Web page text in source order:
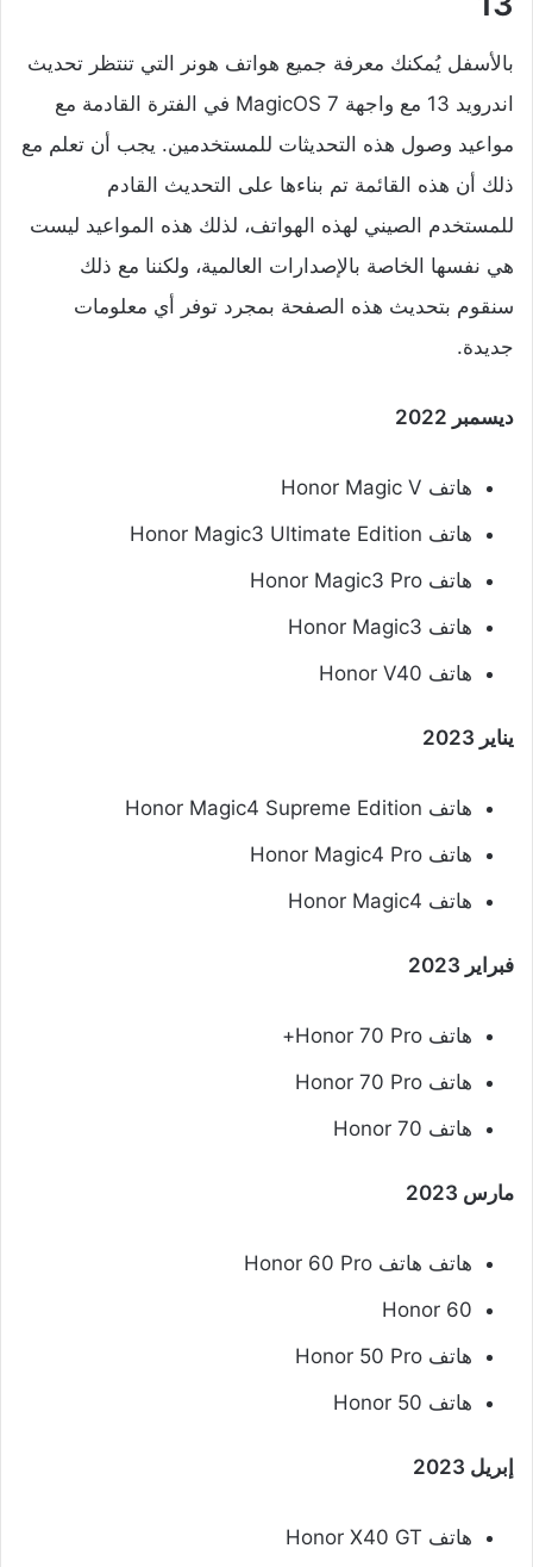
بالأسفل يُمكنك معرفة جميع هواتف هونر التي تنتظر تحديث
اندرويد 13 مع واجهة MagicOS 7 في الفترة القادمة مع
مواعيد وصول هذه التحديثات للمستخدمين. يجب أن تعلم مع
ذلك أن هذه القائمة تم بناءها على التحديث القادم
للمستخدم الصيني لهذه الهواتف، لذلك هذه المواعيد ليست
هي نفسها الخاصة بالإصدارات العالمية، ولكننا مع ذلك
سنقوم بتحديث هذه الصفحة بمجرد توفر أي معلومات
جديدة.
ديسمبر 2022
هاتف Honor Magic V
هاتف Honor Magic3 Ultimate Edition
هاتف Honor Magic3 Pro
هاتف Honor Magic3
هاتف Honor V40
يناير 2023
هاتف Honor Magic4 Supreme Edition
هاتف Honor Magic4 Pro
هاتف Honor Magic4
فبراير 2023
هاتف Honor 70 Pro+
هاتف Honor 70 Pro
هاتف Honor 70
مارس 2023
هاتف هاتف Honor 60 Pro
Honor 60
هاتف Honor 50 Pro
هاتف Honor 50
إبريل 2023
هاتف Honor X40 GT